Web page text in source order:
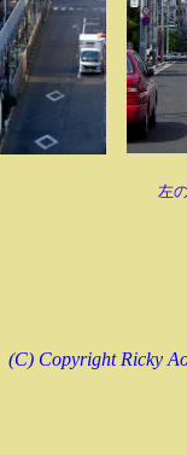
左
(C) Copyright Ricky